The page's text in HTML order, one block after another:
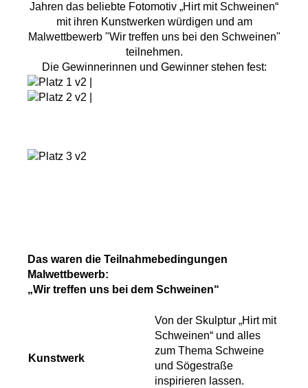
Jahren das beliebte Fotomotiv „Hirt mit Schweinen“
mit ihren Kunstwerken würdigen und am
Malwettbewerb "Wir treffen uns bei den Schweinen"
teilnehmen.
Die Gewinnerinnen und Gewinner stehen fest:
Das waren die Teilnahmebedingungen
Malwettbewerb:
„Wir treffen uns bei dem Schweinen“
Kunstwerk
Von der Skulptur „Hirt mit
Schweinen“ und alles
zum Thema Schweine
und Sögestraße
inspirieren lassen.